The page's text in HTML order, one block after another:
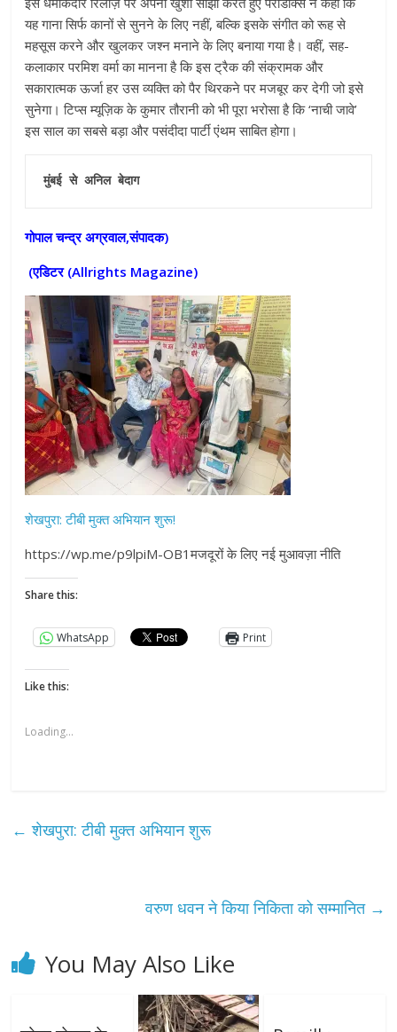
यह गाना सिर्फ कानों से सुनने के लिए नहीं, बल्कि इसके संगीत को रूह से
महसूस करने और खुलकर जश्न मनाने के लिए बनाया गया है। वहीं, सह-
कलाकार परमिश वर्मा का मानना है कि इस ट्रैक की संक्रामक और
सकारात्मक ऊर्जा हर उस व्यक्ति को पैर थिरकने पर मजबूर कर देगी जो इसे
सुनेगा। टिप्स म्यूज़िक के कुमार तौरानी को भी पूरा भरोसा है कि ‘नाची जावे’
इस साल का सबसे बड़ा और पसंदीदा पार्टी एंथम साबित होगा।
मुंबई से अनिल बेदाग
गोपाल चन्द्र अग्रवाल,संपादक)
(एडिटर (Allrights Magazine)
शेखपुरा: टीबी मुक्त अभियान शुरू!
https://wp.me/p9lpiM-OB1मजदूरों के लिए नई मुआवज़ा नीति
Share this:
WhatsApp Print
Like this:
Loading...
← शेखपुरा: टीबी मुक्त अभियान शुरू
वरुण धवन ने किया निकिता को सम्मानित →
You May Also Like